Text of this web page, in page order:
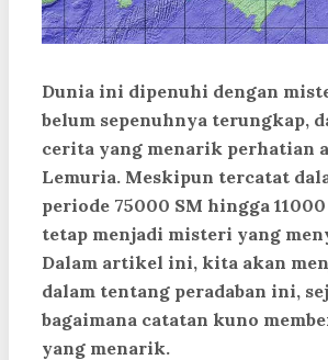
Dunia ini dipenuhi dengan
belum sepenuhnya terungkap,
cerita yang menarik perhatian
Lemuria. Meskipun tercatat
periode 75000 SM hingga
tetap menjadi misteri yang
Dalam artikel ini, kita akan
dalam tentang peradaban ini,
bagaimana catatan kuno
yang menarik.